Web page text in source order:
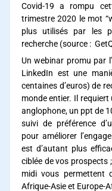
Covid-19 a rompu
trimestre 2020 le mot
plus utilisés par les
recherche (source :
Un webinar promu par
LinkedIn est une
centaines d’euros) de
monde entier. Il
anglophone, un ppt de
suivi de préférence
pour améliorer
est d’autant plus
ciblée de vos prospects
midi vous permettent
Afrique-Asie et Europe-